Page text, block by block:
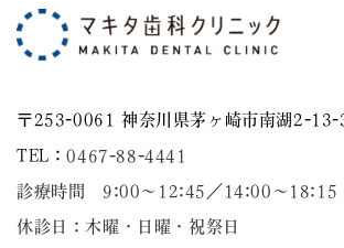
〒253-0061 神奈川県茅ヶ崎市南湖2-
TEL：0467-88-4441
診療時間 9:00～12:45／14:00〜18:15
休診日：木曜・日曜・祝祭日